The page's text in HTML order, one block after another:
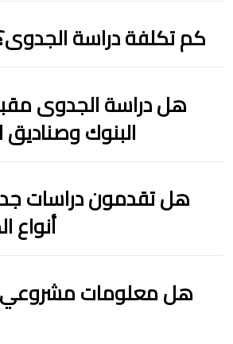
كم تكلفة دراسة
هل دراسة الجدوى
البنوك وصناديق
هل تقدمون دراسات
أنواع
هل معلومات مشروعي